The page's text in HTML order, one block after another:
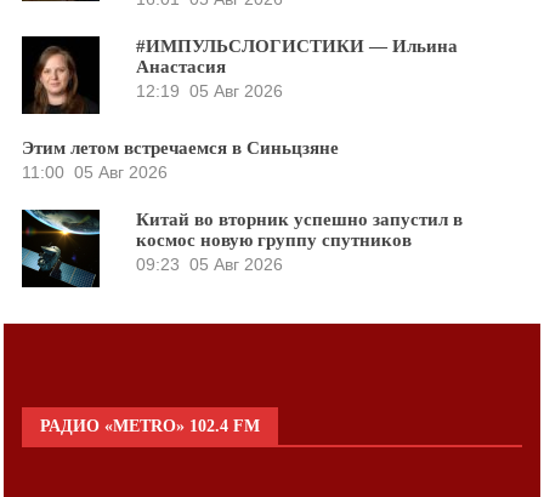
#ИМПУЛЬСЛОГИСТИКИ — Ильина
Анастасия
12:19 05 Авг 2026
Этим летом встречаемся в Синьцзяне
11:00 05 Авг 2026
Китай во вторник успешно запустил в
космос новую группу спутников
09:23 05 Авг 2026
РАДИО «METRO» 102.4 FM